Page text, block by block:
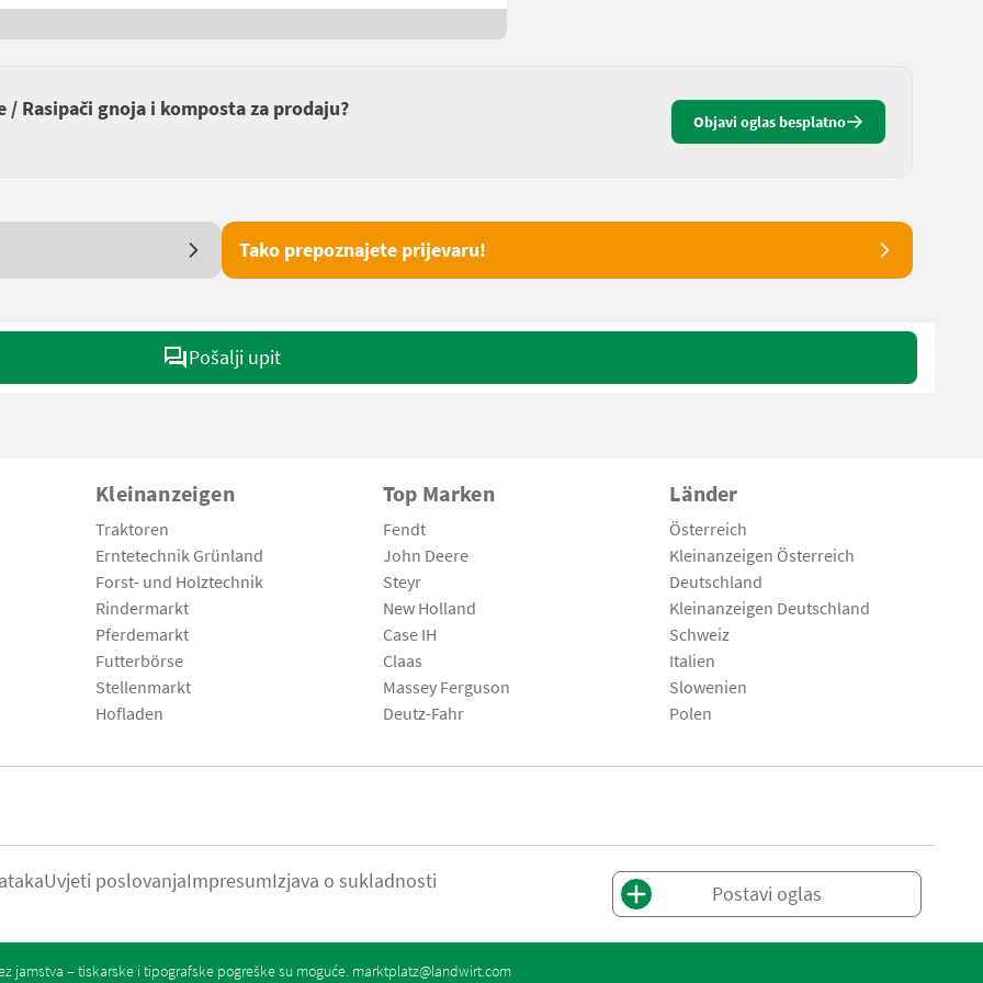
Rasipači gnoja i komposta za prodaju?
Objavi oglas besplatno
Tako prepoznajete prijevaru!
Pošalji upit
Kleinanzeigen
Traktoren
Erntetechnik Grünland
Forst- und Holztechnik
Rindermarkt
Pferdemarkt
Futterbörse
Stellenmarkt
Hofladen
Top Marken
Fendt
John Deere
Steyr
New Holland
Case IH
Claas
Massey Ferguson
Deutz-Fahr
Länder
Österreich
Kleinanzeigen Österreich
Deutschland
Kleinanzeigen Deutschland
Schweiz
Italien
Slowenien
Polen
Uvjeti poslovanjaImpresumIzjava o sukladnosti
Postavi oglas
jamstva – tiskarske i tipografske pogreške su moguće. marktplatz@landwirt.com